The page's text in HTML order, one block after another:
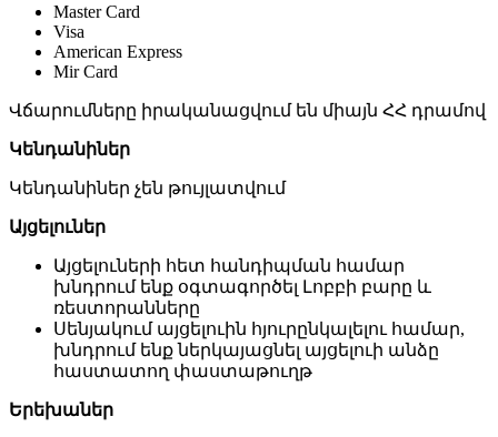
Master Card
Visa
American Express
Mir Card
Վճարումները իրականացվում են միայն ՀՀ դրամով
Կենդանիներ
Կենդանիներ չեն թույլատվում
Այցելուներ
Այցելուների հետ հանդիպման համար
խնդրում ենք օգտագործել Լոբբի բարը և
ռեստորանները
Սենյակում այցելուին հյուրընկալելու համար,
խնդրում ենք ներկայացնել այցելուի անձը
հաստատող փաստաթուղթ
Երեխաներ